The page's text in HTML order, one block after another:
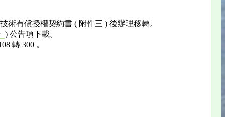
有償授權契約書 ( 附件三 ) 後辦理移轉。
) 公告項下載。
轉 300 。